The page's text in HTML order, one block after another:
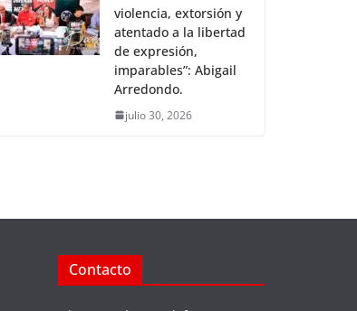
violencia, extorsión y
atentado a la libertad
de expresión,
imparables”: Abigail
Arredondo.
julio 30, 2026
Contacto